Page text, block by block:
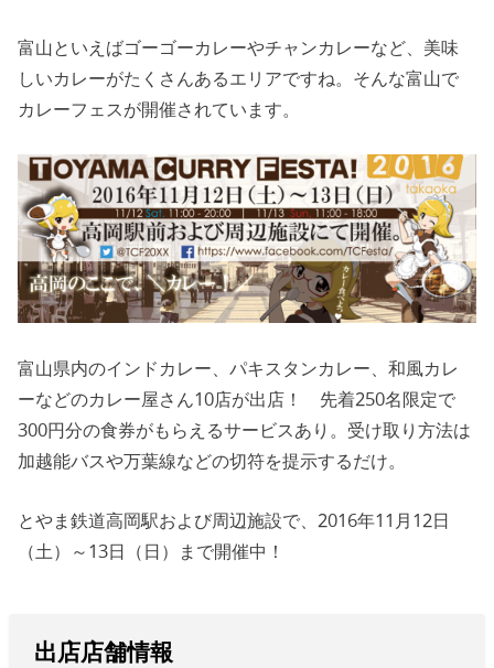
富山といえばゴーゴーカレーやチャンカレーなど、美味
しいカレーがたくさんあるエリアですね。そんな富山で
カレーフェスが開催されています。
富山県内のインドカレー、パキスタンカレー、和風カレ
ーなどのカレー屋さん10店が出店！ 先着250名限定で
300円分の食券がもらえるサービスあり。受け取り方法は
加越能バスや万葉線などの切符を提示するだけ。
とやま鉄道高岡駅および周辺施設で、2016年11月12日
（土）～13日（日）まで開催中！
出店店舗情報